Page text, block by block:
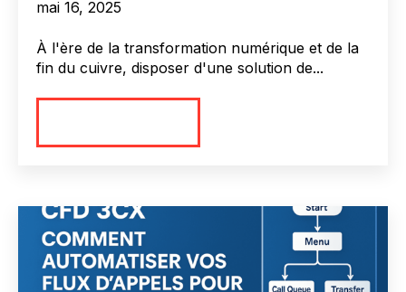
mai 16, 2025
À l'ère de la transformation numérique et de la
fin du cuivre, disposer d'une solution de...